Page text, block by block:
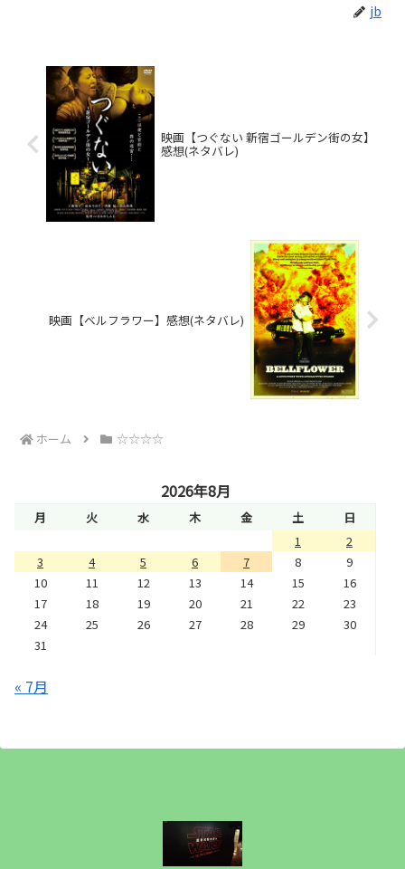
jb
映画【つぐない 新宿ゴールデン街の女】
感想(ネタバレ)
映画【ベルフラワー】感想(ネタバレ)
ホーム ☆☆☆☆
2026年8月
月 火 水 木 金 土
日
1
2
3
4 5 6 7 8
9
10
11 12 13 14 15
16
17
18 19 20 21 22
23
24
25 26 27 28 29
30
31
« 7月